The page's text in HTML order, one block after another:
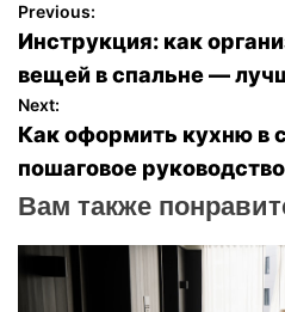
Н
а
в
и
а
Previous:
Инструкция: как
вещей в спальне —
Next:
Как оформить кухню в
пошаговое руководство
Вам также